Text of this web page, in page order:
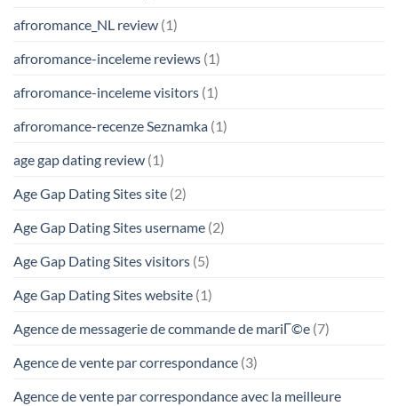
afroromance_NL review (1)
afroromance-inceleme reviews (1)
afroromance-inceleme visitors (1)
afroromance-recenze Seznamka (1)
age gap dating review (1)
Age Gap Dating Sites site (2)
Age Gap Dating Sites username (2)
Age Gap Dating Sites visitors (5)
Age Gap Dating Sites website (1)
Agence de messagerie de commande de mariГ©e (7)
Agence de vente par correspondance (3)
Agence de vente par correspondance avec la meilleure